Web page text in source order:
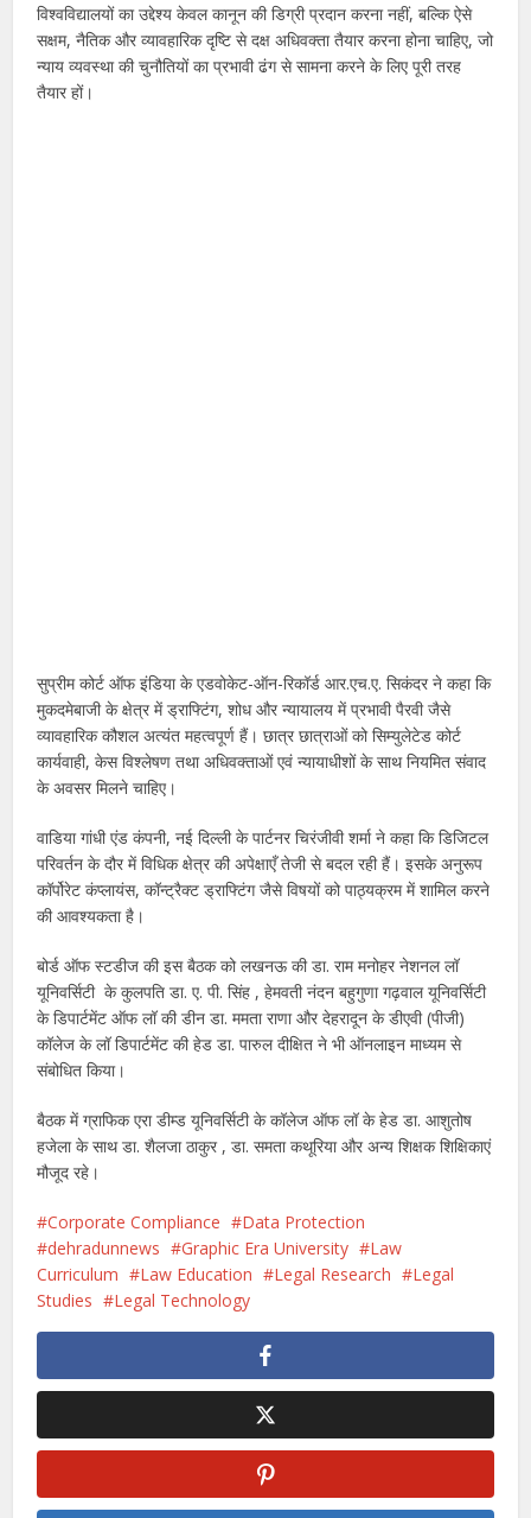
विश्वविद्यालयों का उद्देश्य केवल कानून की डिग्री प्रदान करना नहीं, बल्कि ऐसे
सक्षम, नैतिक और व्यावहारिक दृष्टि से दक्ष अधिवक्ता तैयार करना होना चाहिए, जो
न्याय व्यवस्था की चुनौतियों का प्रभावी ढंग से सामना करने के लिए पूरी तरह
तैयार हों।
सुप्रीम कोर्ट ऑफ इंडिया के एडवोकेट-ऑन-रिकॉर्ड आर.एच.ए. सिकंदर ने कहा कि
मुकदमेबाजी के क्षेत्र में ड्राफ्टिंग, शोध और न्यायालय में प्रभावी पैरवी जैसे
व्यावहारिक कौशल अत्यंत महत्वपूर्ण हैं। छात्र छात्राओं को सिम्युलेटेड कोर्ट
कार्यवाही, केस विश्लेषण तथा अधिवक्ताओं एवं न्यायाधीशों के साथ नियमित संवाद
के अवसर मिलने चाहिए।
वाडिया गांधी एंड कंपनी, नई दिल्ली के पार्टनर चिरंजीवी शर्मा ने कहा कि डिजिटल
परिवर्तन के दौर में विधिक क्षेत्र की अपेक्षाएँ तेजी से बदल रही हैं। इसके अनुरूप
कॉर्पोरेट कंप्लायंस, कॉन्ट्रैक्ट ड्राफ्टिंग जैसे विषयों को पाठ्यक्रम में शामिल करने
की आवश्यकता है।
बोर्ड ऑफ स्टडीज की इस बैठक को लखनऊ की डा. राम मनोहर नेशनल लॉ
यूनिवर्सिटी के कुलपति डा. ए. पी. सिंह , हेमवती नंदन बहुगुणा गढ़वाल यूनिवर्सिटी
के डिपार्टमेंट ऑफ लॉ की डीन डा. ममता राणा और देहरादून के डीएवी (पीजी)
कॉलेज के लॉ डिपार्टमेंट की हेड डा. पारुल दीक्षित ने भी ऑनलाइन माध्यम से
संबोधित किया।
बैठक में ग्राफिक एरा डीम्ड यूनिवर्सिटी के कॉलेज ऑफ लॉ के हेड डा. आशुतोष
हजेला के साथ डा. शैलजा ठाकुर , डा. समता कथूरिया और अन्य शिक्षक शिक्षिकाएं
मौजूद रहे।
Corporate Compliance
Data Protection
dehradunnews
Graphic Era University
Law
Curriculum
Law Education Legal Research
Legal
Studies
Legal Technology